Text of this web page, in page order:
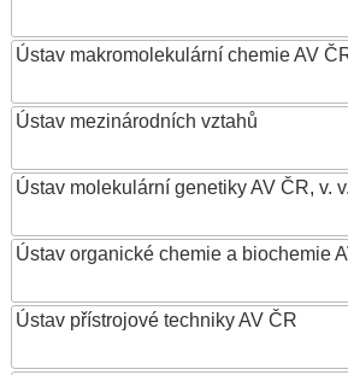
Ústav makromolekulární chemie AV
Ústav mezinárodních vztahů
Ústav molekulární genetiky AV ČR, v.
Ústav organické chemie a biochemie
Ústav přístrojové techniky AV ČR